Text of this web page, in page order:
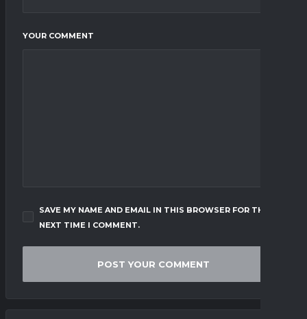
YOUR COMMENT
SAVE MY NAME AND EMAIL IN THIS BROWSER FOR THE
NEXT TIME I COMMENT.